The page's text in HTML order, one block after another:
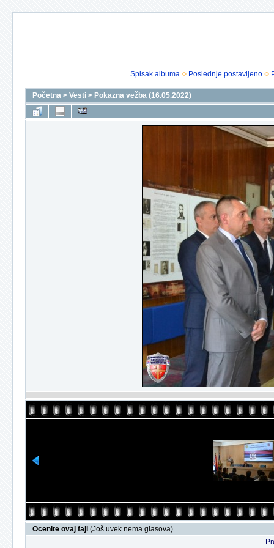
Spisak albuma Poslednje postavljeno
Početna > Vesti > Pokazna vežba (16.05.2022)
Ocenite ovaj fajl (Još uvek nema glasova)